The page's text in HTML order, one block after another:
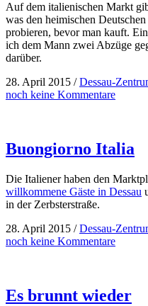
Auf dem italienischen Markt
was den heimischen
probieren, bevor man kauft.
ich dem Mann zwei Abzüge
darüber.
28. April 2015 /Dessau-
noch keine Kommentare
Buongiorno Italia
Die Italiener haben den
willkommene Gäste in Dessau
in der Zerbsterstraße.
28. April 2015 /Dessau-
noch keine Kommentare
Es brunnt wieder